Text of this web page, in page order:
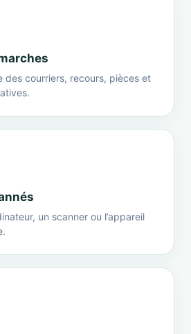
des courriers, recours, pièces et
un scanner ou l’appareil